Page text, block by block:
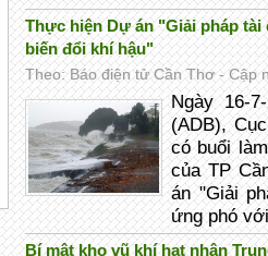
Thực hiện Dự án "Giải pháp
biến đổi khí hậu"
Theo: Báo điện tử Cần Thơ - Cập
Ngày 16-
(ADB),
có buổi
của TP
án "Giải
ứng phó
Bí mật kho vũ khí hạt nhân